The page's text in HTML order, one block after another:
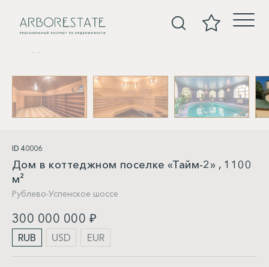
ID 40006
Дом в коттеджном поселке «Тайм-2» , 1100
м²
Рублево-Успенское шоссе
300 000 000 ₽
RUB USD EUR